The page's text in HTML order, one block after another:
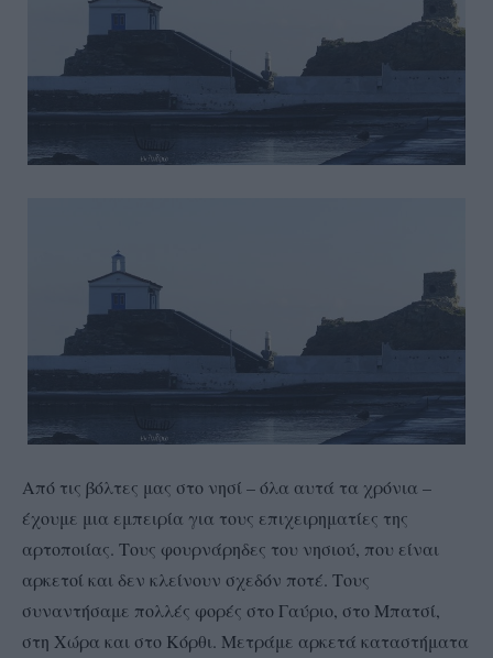
Από τις βόλτες μας στο νησί – όλα αυτά τα χρόνια –
έχουμε μια εμπειρία για τους επιχειρηματίες της
αρτοποιίας. Τους φουρνάρηδες του νησιού, που είναι
αρκετοί και δεν κλείνουν σχεδόν ποτέ. Τους
συναντήσαμε πολλές φορές στο Γαύριο, στο Μπατσί,
στη Χώρα και στο Κόρθι. Μετράμε αρκετά καταστήματα